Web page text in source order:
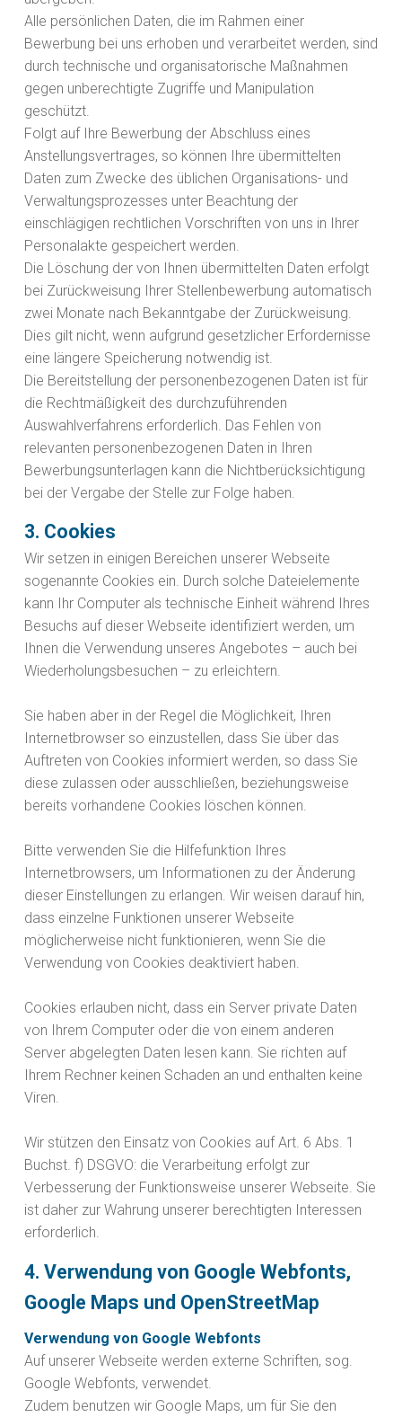
Alle persönlichen Daten, die im Rahmen einer
Bewerbung bei uns erhoben und verarbeitet werden, sind
durch technische und organisatorische Maßnahmen
gegen unberechtigte Zugriffe und Manipulation
geschützt.
Folgt auf Ihre Bewerbung der Abschluss eines
Anstellungsvertrages, so können Ihre übermittelten
Daten zum Zwecke des üblichen Organisations- und
Verwaltungsprozesses unter Beachtung der
einschlägigen rechtlichen Vorschriften von uns in Ihrer
Personalakte gespeichert werden.
Die Löschung der von Ihnen übermittelten Daten erfolgt
bei Zurückweisung Ihrer Stellenbewerbung automatisch
zwei Monate nach Bekanntgabe der Zurückweisung.
Dies gilt nicht, wenn aufgrund gesetzlicher Erfordernisse
eine längere Speicherung notwendig ist.
Die Bereitstellung der personenbezogenen Daten ist für
die Rechtmäßigkeit des durchzuführenden
Auswahlverfahrens erforderlich. Das Fehlen von
relevanten personenbezogenen Daten in Ihren
Bewerbungsunterlagen kann die Nichtberücksichtigung
bei der Vergabe der Stelle zur Folge haben.
3. Cookies
Wir setzen in einigen Bereichen unserer Webseite
sogenannte Cookies ein. Durch solche Dateielemente
kann Ihr Computer als technische Einheit während Ihres
Besuchs auf dieser Webseite identifiziert werden, um
Ihnen die Verwendung unseres Angebotes – auch bei
Wiederholungsbesuchen – zu erleichtern.
Sie haben aber in der Regel die Möglichkeit, Ihren
Internetbrowser so einzustellen, dass Sie über das
Auftreten von Cookies informiert werden, so dass Sie
diese zulassen oder ausschließen, beziehungsweise
bereits vorhandene Cookies löschen können.
Bitte verwenden Sie die Hilfefunktion Ihres
Internetbrowsers, um Informationen zu der Änderung
dieser Einstellungen zu erlangen. Wir weisen darauf hin,
dass einzelne Funktionen unserer Webseite
möglicherweise nicht funktionieren, wenn Sie die
Verwendung von Cookies deaktiviert haben.
Cookies erlauben nicht, dass ein Server private Daten
von Ihrem Computer oder die von einem anderen
Server abgelegten Daten lesen kann. Sie richten auf
Ihrem Rechner keinen Schaden an und enthalten keine
Viren.
Wir stützen den Einsatz von Cookies auf Art. 6 Abs. 1
Buchst. f) DSGVO: die Verarbeitung erfolgt zur
Verbesserung der Funktionsweise unserer Webseite. Sie
ist daher zur Wahrung unserer berechtigten Interessen
erforderlich.
4. Verwendung von Google Webfonts,
Google Maps und OpenStreetMap
Verwendung von Google Webfonts
Auf unserer Webseite werden externe Schriften, sog.
Google Webfonts, verwendet.
Zudem benutzen wir Google Maps, um für Sie den